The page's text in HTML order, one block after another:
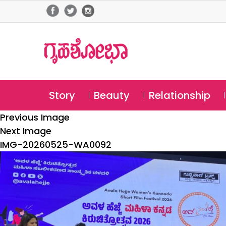
Story Beauty Relationship
Previous Image
Next Image
IMG-20260525-WA0092